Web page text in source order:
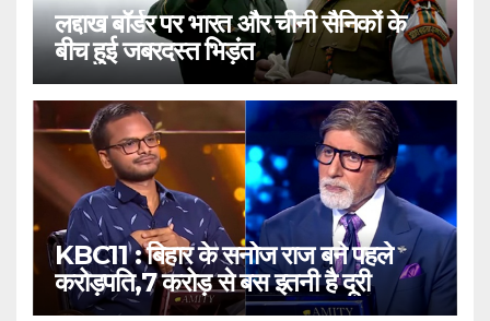
लद्दाख बॉर्डर पर भारत और चीनी सैनिकों के
बीच हुई जबरदस्त भिड़ंत
KBC11 : बिहार के सनोज राज बने पहले
करोड़पति,7 करोड़ से बस इतनी है दूरी